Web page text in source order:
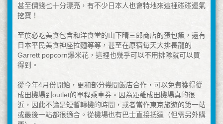
甚至價錢也十分漂亮，有不少日本人也會特地來這裡碰碰運氣
挖寶！
至於必吃美食包含和洋食堂的山下晴三郎商店的蛋包飯，還有
日本平民美食神座拉麵等等，甚至在原宿每天大排長龍的
Garrett popcorn爆米花，這裡也幾乎可以不用排隊就可以買
得到。
從今年4月份開始，更和部分幾間飯店合作，可以免費獲得從
成田機場到outlet的單程乘車券。因為距離成田機場真的很
近，因此不論是短暫轉機的時間，或者當作東京旅遊的第一站
或最後一站都很適合。從機場也有巴士直接抵達（但需另外購